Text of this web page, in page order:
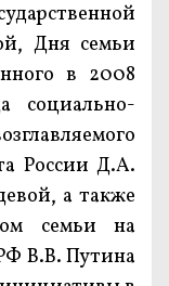
Дня семьи
в 2008
социально-
России Д.А.
а также
семьи на
В.В. Путина